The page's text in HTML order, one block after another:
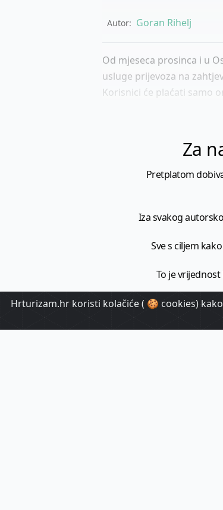
Autor: Goran Rihelj
Od mjeseca prosinca i u
usluge prijevoza na
Korisnici će plaćati samo
Za
Pretplatom
Iza svakog
Sve s ciljem
To je
Hrturizam.hr koristi kolačiće ( 🍪 cookies)